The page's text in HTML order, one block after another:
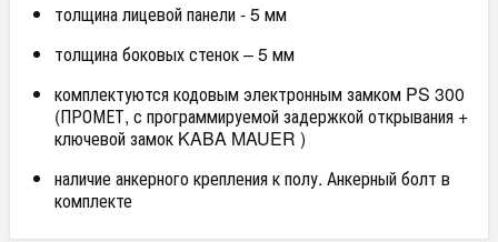
толщина лицевой панели - 5 мм
толщина боковых стенок – 5 мм
комплектуются кодовым электронным замком PS 300
(ПРОМЕТ, с программируемой задержкой открывания +
ключевой замок KABA MAUER )
наличие анкерного крепления к полу. Анкерный болт в
комплекте